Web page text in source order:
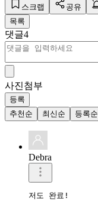
스크랩 공유
목록
댓글4
사진첨부
등록
추천순
최신순 등록순
Debra
저도 완료!